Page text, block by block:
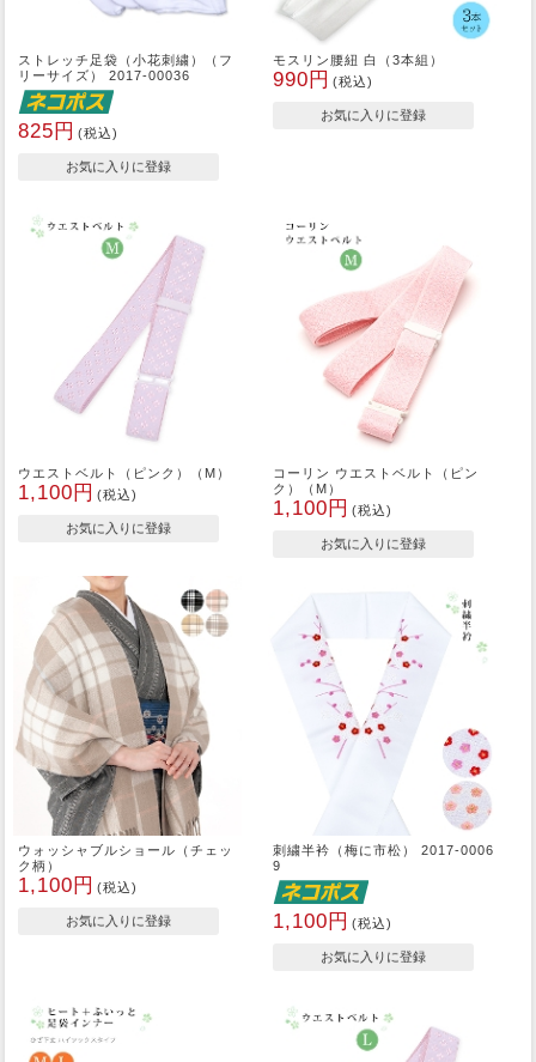
ストレッチ足袋（小花刺繍）（フ
リーサイズ） 2017-00036
825円 (税込)
モスリン腰紐 白（3本組）
990円 (税込)
ウエストベルト（ピンク）（M）
1,100円 (税込)
コーリン ウエストベルト（ピン
ク）（M）
1,100円 (税込)
ウォッシャブルショール（チェッ
ク柄）
1,100円 (税込)
刺繍半衿（梅に市松） 2017-0006
9
1,100円 (税込)